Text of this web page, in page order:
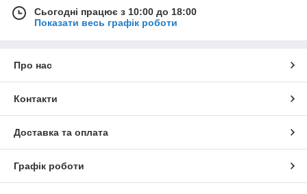
Сьогодні працює з 10:00 до 18:00
Показати весь графік роботи
Про нас
Контакти
Доставка та оплата
Графік роботи